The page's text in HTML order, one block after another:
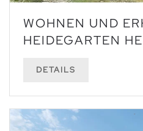
WOHNEN UND
HEIDEGARTEN
DETAILS